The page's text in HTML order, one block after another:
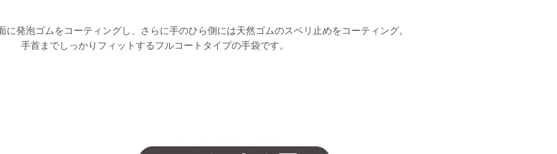
に発泡ゴムをコーティングし、さらに手のひら側には天然ゴムのスベリ止めをコーティング。
手首までしっかりフィットするフルコートタイプの手袋です。